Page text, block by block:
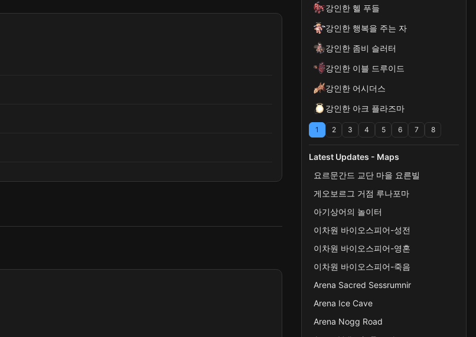
강인한 헬 푸들
강인한 행복을 주는 자
강인한 좀비 슬러터
강인한 이블 드루이드
강인한 어시더스
강인한 아크 플라즈마
1 2 3 4 5 6 7 8
Latest Updates - Maps
요르문간드 교단 마을 요른빌
게오보르그 거점 루나포마
아기상어의 놀이터
이차원 바이오스피어-성전
이차원 바이오스피어-영혼
이차원 바이오스피어-죽음
Arena Sacred Sessrumnir
Arena Ice Cave
Arena Nogg Road